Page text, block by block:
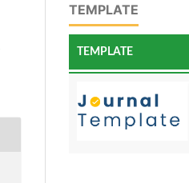
TEMPLATE
TEMPLATE